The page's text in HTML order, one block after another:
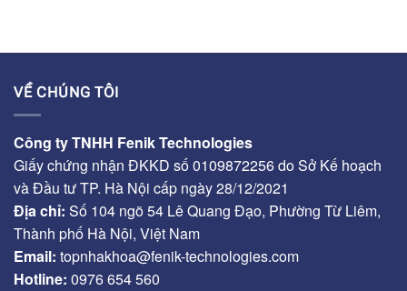
VỀ CHÚNG TÔI
Công ty TNHH Fenik Technologies
Giấy chứng nhận ĐKKD số 0109872256 do Sở Kế hoạch
và Đầu tư TP. Hà Nội cấp ngày 28/12/2021
Địa chỉ: Số 104 ngõ 54 Lê Quang Đạo, Phường Từ Liêm,
Thành phố Hà Nội, Việt Nam
Email: topnhakhoa@fenik-technologies.com
Hotline: 0976 654 560